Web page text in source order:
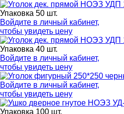
Упаковка 50 шт.
Войдите в личный кабинет,
чтобы увидеть цену
Упаковка 40 шт.
Войдите в личный кабинет,
чтобы увидеть цену
Войдите в личный кабинет,
чтобы увидеть цену
Упаковка 100 шт.